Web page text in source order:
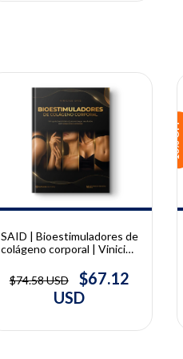
SAID | Bioestimuladores de
colágeno corporal | Vinicius
$74.58 USD
$67.12
USD
10% OFF